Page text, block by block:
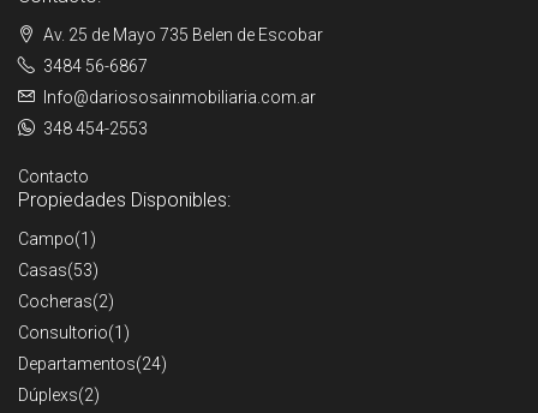
Av. 25 de Mayo 735 Belen de Escobar
3484 56-6867
Info@dariososainmobiliaria.com.ar
348 454-2553
Contacto
Propiedades Disponibles:
Campo(1)
Casas(53)
Cocheras(2)
Consultorio(1)
Departamentos(24)
Dúplexs(2)